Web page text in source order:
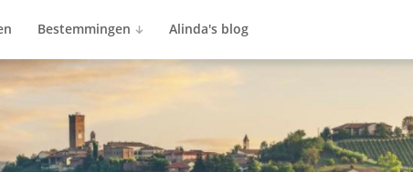
Bestemmingen Alinda's blog